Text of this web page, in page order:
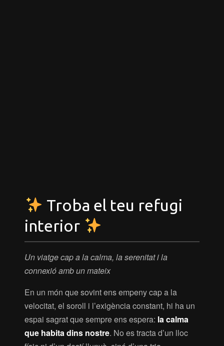
Troba el teu refugi
interior
Un viatge cap a la calma, la serenitat i la
connexió amb un mateix
En un món que sovint ens empeny cap a la
velocitat, el soroll i l’exigència constant, hi ha un
espai sagrat que sempre ens espera: la calma
que habita dins nostre. No es tracta d’un lloc